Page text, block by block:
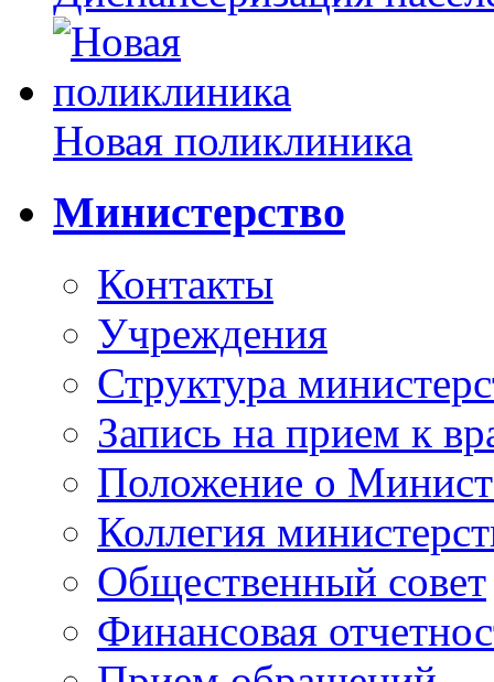
Новая поликлиника
Министерство
Контакты
Учреждения
Структура
Запись на прием к
Положение о
Коллегия
Общественный совет
Финансовая